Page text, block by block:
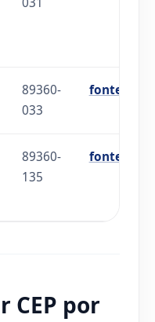
89360-
033
fonte
89360-
135
fonte
CEP por